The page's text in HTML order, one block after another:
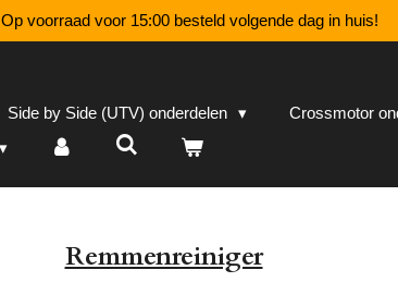
Op voorraad voor 15:00 besteld volgende dag in huis!
Side by Side (UTV) onderdelen Crossmotor
Remmenreiniger